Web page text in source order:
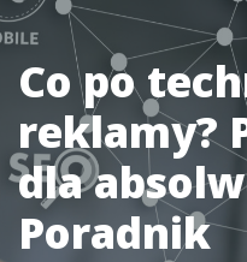
Co po
reklamy?
dla
Poradnik